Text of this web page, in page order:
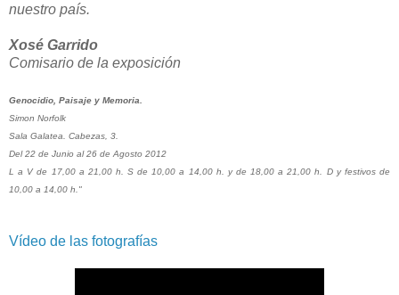
nuestro país.
Xosé Garrido
Comisario de la exposición
Genocidio, Paisaje y Memoria.
Simon Norfolk
Sala Galatea. Cabezas, 3.
Del 22 de Junio al 26 de Agosto 2012
L a V de 17,00 a 21,00 h. S de 10,00 a 14,00 h. y de 18,00 a 21,00 h. D y festivos de
10,00 a 14,00 h."
Vídeo de las fotografías